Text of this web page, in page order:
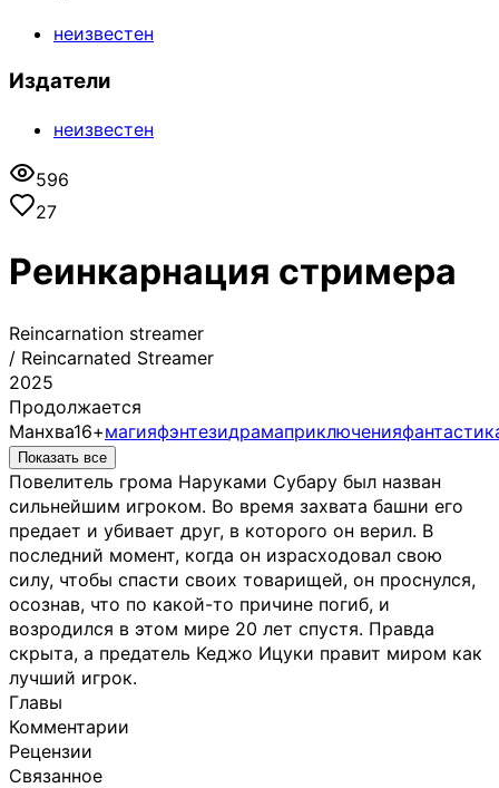
неизвестен
Издатели
неизвестен
596
27
Реинкарнация стримера
Reincarnation streamer
/ Reincarnated Streamer
2025
Продолжается
Манхва16+магияфэнтезидрамаприключения
Показать все
Повелитель грома Наруками Субару был назван
сильнейшим игроком. Во время захвата башни его
предает и убивает друг, в которого он верил. В
последний момент, когда он израсходовал свою
силу, чтобы спасти своих товарищей, он проснулся,
осознав, что по какой-то причине погиб, и
возродился в этом мире 20 лет спустя. Правда
скрыта, а предатель Кеджо Ицуки правит миром как
лучший игрок.
Главы
Комментарии
Рецензии
Связанное